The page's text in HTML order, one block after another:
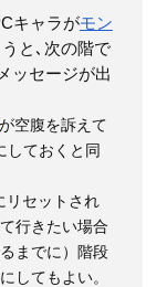
キャラがモン
と､次の階で
ッセージが出
が空腹を訴えて
しておくと同
リセットされ
行きたい場合
までに）階段
してもよい。